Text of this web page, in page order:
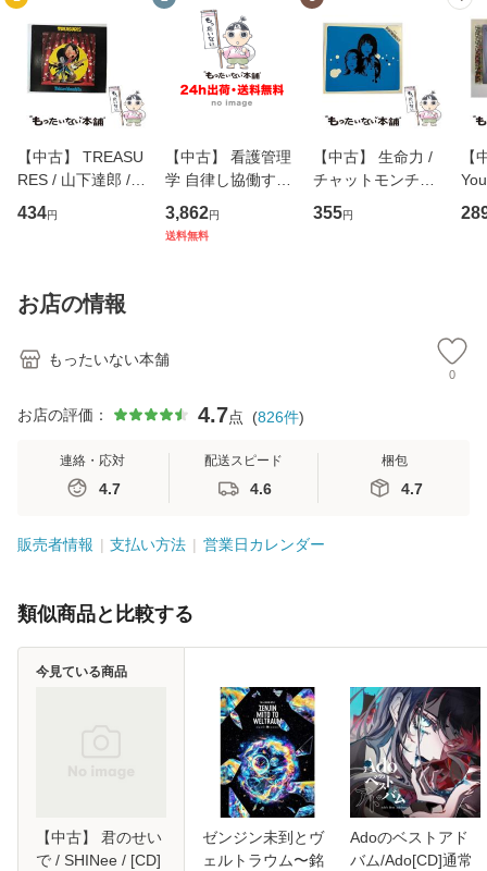
【中古】 TREASU
RES / 山下達郎 /
イーストウエス
ト・ジャパン [CD]
434円
【中古】 看護管理
学 自律し協働する
専門職の看護マネ
ジメントスキル 改
3,862円
送料無料
【中古】 生命力 /
チャットモンチー /
キューンレコード
[CD]【メール便送
355円
【
のが
お店の情報
もったいない本舗
0
お店の評価： 4.7点 (826件)
連絡・応対
4.7
配送スピード
4.6
梱包
4.7
販売者情報 支払い方法 営業日カレンダー
類似商品と比較する
【中古】 君のせい
で / SHINee / [CD]
今見ている商品
ゼンジン未到とヴ
ェルトラウム〜銘
Adoのベストアド
バム/Ado[CD]通常